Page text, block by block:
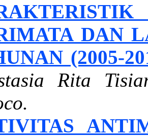
DAN
(2005-
Rita